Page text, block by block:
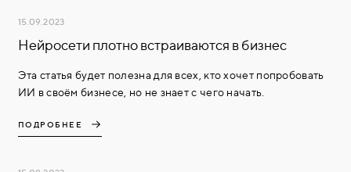
15.09.2023
Нейросети плотно встраиваются в бизнес
Эта статья будет полезна для всех, кто хочет попробовать
ИИ в своём бизнесе, но не знает с чего начать.
ПОДРОБНЕЕ